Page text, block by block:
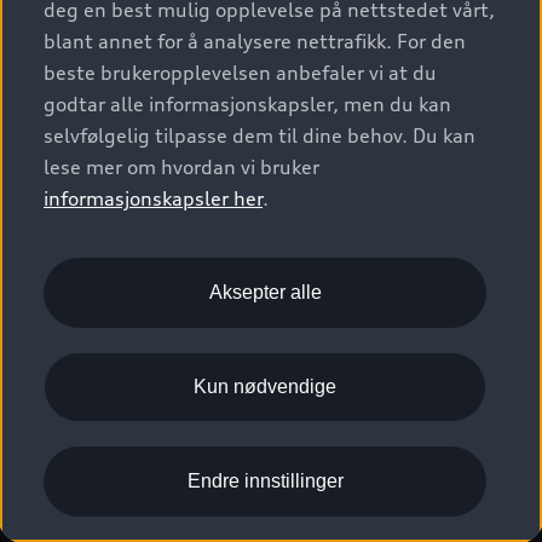
S/RS
Konseptbiler og prototyper
Prislister
Leasing
Bilgarantier
Audi Forsikring
Verkstedtjenester
Functions on demand
Kom i gang med myAudi
Kundeservice
Nyhetsbrev
Presse
Karriere
Bli sertifisert merkeverksted
Autoretur
Åpenhetsloven
© 2026 AUDI NORGE. All Rights Reserved.
Imprint Ansvarserklæring
Personvern
Informasjonskapsler (cookies)
Juridisk informasjon AUDI AG
deg en best mulig opplevelse på nettstedet vårt,
blant annet for å analysere nettrafikk. For den
beste brukeropplevelsen anbefaler vi at du
godtar alle informasjonskapsler, men du kan
selvfølgelig tilpasse dem til dine behov. Du kan
lese mer om hvordan vi bruker
informasjonskapsler her.
Aksepter alle
Kun nødvendige
Endre innstillinger